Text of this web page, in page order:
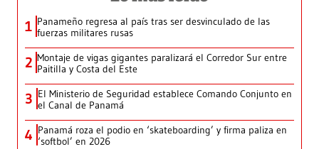
1 Panameño regresa al país tras ser desvinculado de las
fuerzas militares rusas
2 Montaje de vigas gigantes paralizará el Corredor Sur entre
Paitilla y Costa del Este
3 El Ministerio de Seguridad establece Comando Conjunto en
el Canal de Panamá
4 Panamá roza el podio en ‘skateboarding’ y firma paliza en
‘softbol’ en 2026